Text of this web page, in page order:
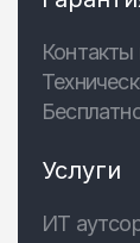
Контакты
Услуги
ИТ